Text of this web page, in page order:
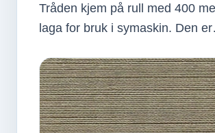
Tråden kjem på rull med 400
laga for bruk i symaskin. Den